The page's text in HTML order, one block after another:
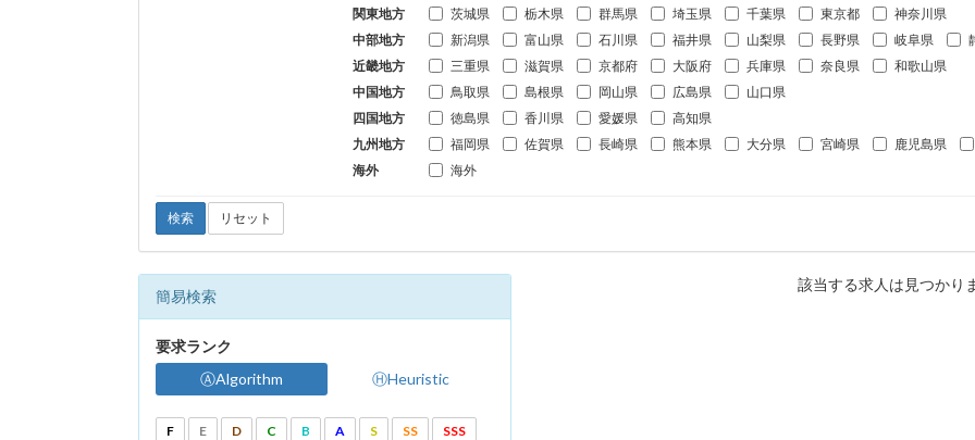
関東地方
茨城県 栃木県 群馬県 埼玉県 千葉県 東京都
神奈川県
中部地方
新潟県 富山県 石川県 福井県 山梨県 長野県 岐阜県
近畿地方
三重県 滋賀県 京都府 大阪府 兵庫県 奈良県
和歌山県
中国地方
鳥取県 島根県 岡山県 広島県
山口県
四国地方
徳島県 香川県 愛媛県
高知県
九州地方
福岡県 佐賀県 長崎県 熊本県 大分県 宮崎県 鹿児島県
海外
海外
検索 リセット
簡易検索
要求ランク
ⒶAlgorithm
ⒽHeuristic
F E D C B A S SS SSS
該当する求人は見つかり